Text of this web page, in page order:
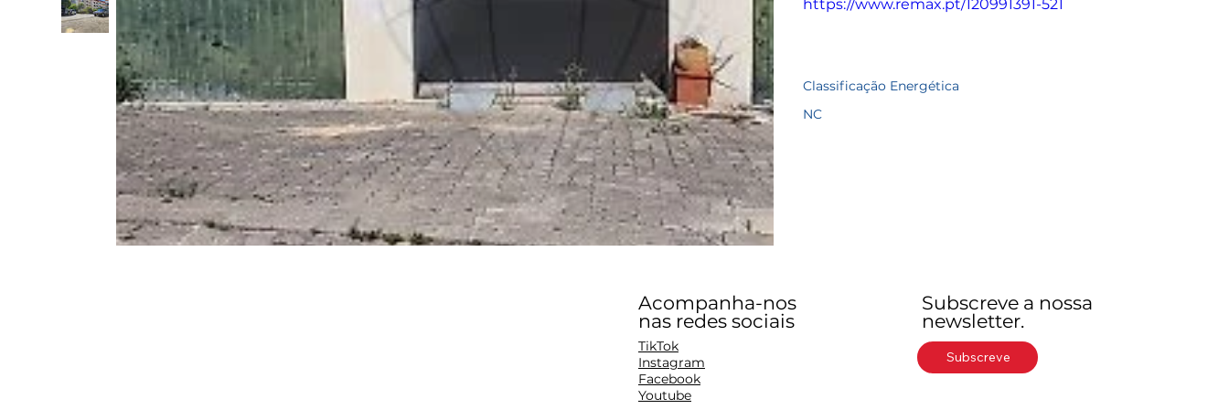
https://www.remax.pt/120991391-521
Classificação Energética
NC
Acompanha-nos
nas redes sociais
TikTok
Instagram
Facebook
Youtube
Subscreve a nossa
newsletter.
Subscreve